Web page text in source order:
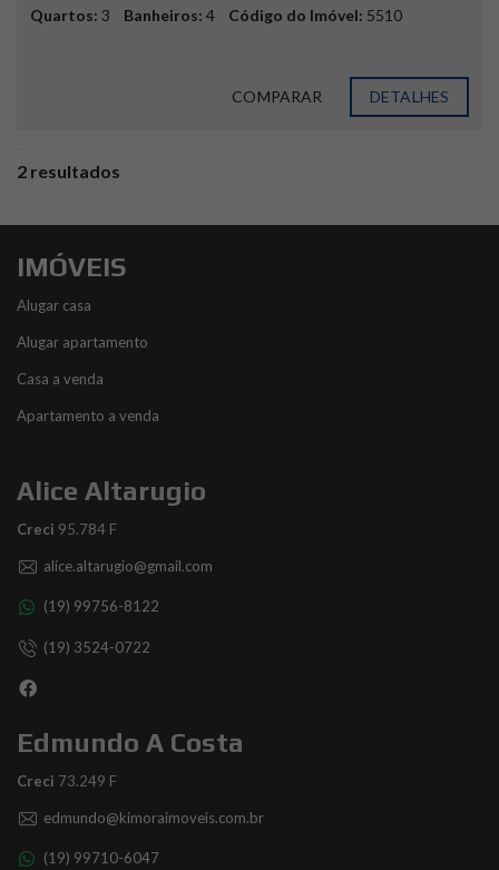
Quartos: 3 Banheiros: 4 Código do Imóvel: 5510
COMPARAR DETALHES
2 resultados
IMÓVEIS
Alugar casa
Alugar apartamento
Casa a venda
Apartamento a venda
Alice Altarugio
Creci 95.784 F
alice.altarugio@gmail.com
(19) 99756-8122
(19) 3524-0722
Edmundo A Costa
Creci 73.249 F
edmundo@kimoraimoveis.com.br
(19) 99710-6047